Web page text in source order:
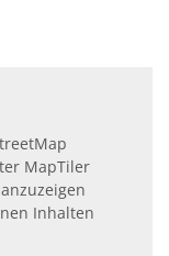
MapTiler
Inhalten